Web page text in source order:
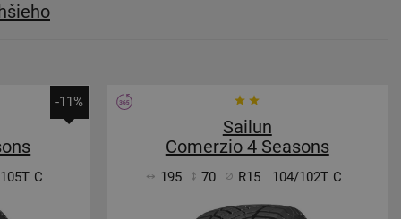
-11%
C
Sailun
Comerzio 4 Seasons
195 70 R15 104/102T C